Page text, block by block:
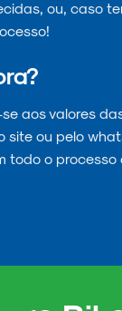
ou, caso
aos valores
site ou pelo
todo o processo